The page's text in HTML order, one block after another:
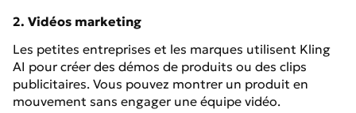
2. Vidéos marketing
Les petites entreprises et les marques utilisent Kling
AI pour créer des démos de produits ou des clips
publicitaires. Vous pouvez montrer un produit en
mouvement sans engager une équipe vidéo.